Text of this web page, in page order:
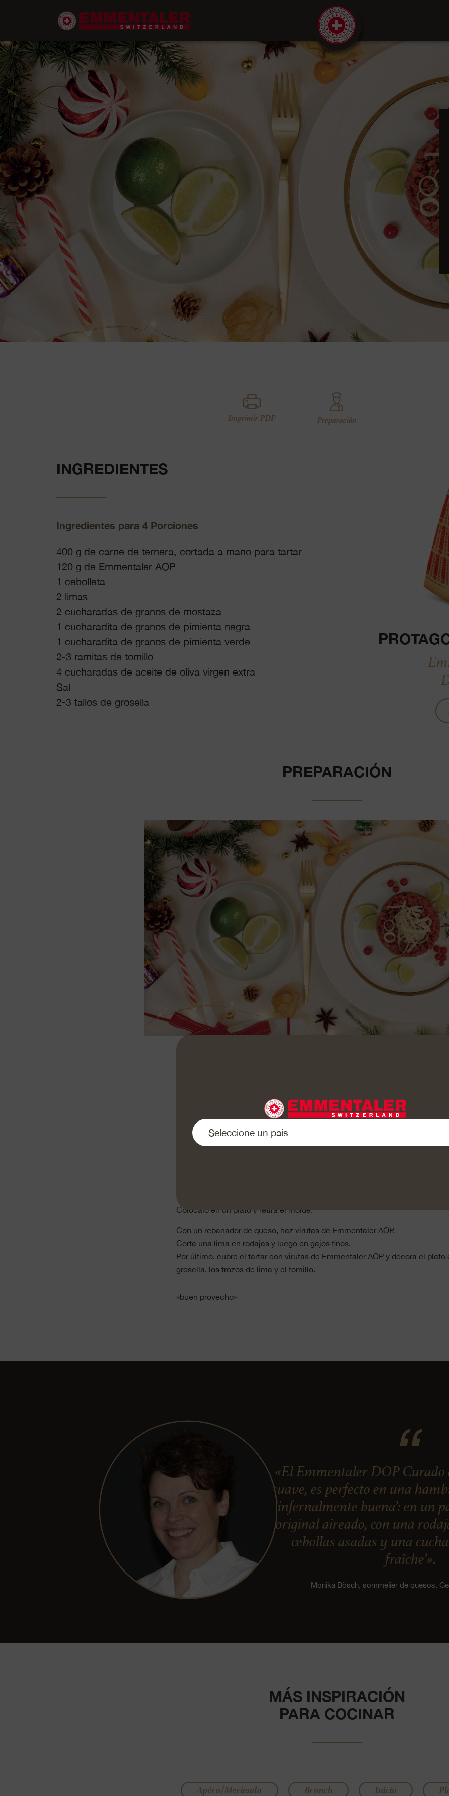
Imprimir PDF Preparación
INGREDIENTES
Ingredientes para 4 Porciones
400 g de carne de ternera, cortada a mano para tartar
120 g de Emmentaler AOP
1 cebolleta
2 limas
2 cucharadas de granos de mostaza
1 cucharadita de granos de pimienta negra
1 cucharadita de granos de pimienta verde
2-3 ramitas de tomillo
4 cucharadas de aceite de oliva virgen extra
Sal
2-3 tallos de grosella
PREPARACIÓN
Mezcla en un recipiente la carne con el aceite de oliva.
Corta la cebolleta en aros finos y parte las limas por la mitad.
Machaca los granos de pimienta verde y negra.
Colócalo en un plato y retira el molde.
Con un rebanador de queso, haz virutas de Emmentaler AOP.
Corta una lima en rodajas y luego en gajos finos.
Por último, cubre el tartar con virutas de Emmentaler AOP y decora el plato
grosella, los trozos de lima y el tomillo.
«buen provecho»
«El Emmentaler DOP Curado
suave, es perfecto en una
‘infernalmente buena’: en un
original aireado, con una
cebollas asadas y una
fraîche’».
Monika Bösch, sommelier de quesos,
MÁS INSPIRACIÓN
PARA COCINAR
Apéro/Merienda Brunch Inicio